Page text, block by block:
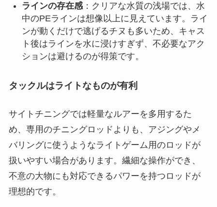
ラインの存在感：クリアな水質の浅場では、水
中のPEラインは想像以上に見えています。ライ
ンが動くだけで逃げるチヌも多いため、キャス
ト後はラインを水に浸けすぎず、不必要なアク
ションは避けるのが得策です。
タックルはライトなものが有利
サイトチニングでは軽量なルアーを多用するた
め、専用のチニングロッドよりも、アジングやメ
バリングに使うようなライトゲーム用のロッドが
扱いやすい場合があります。繊細な操作ができ、
不意の大物にも対応できるパワーを持つロッドが
理想的です。